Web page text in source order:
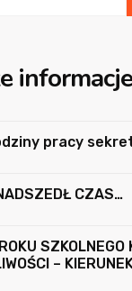
informacje
pracy
CZAS…
SZKOLNEGO
–